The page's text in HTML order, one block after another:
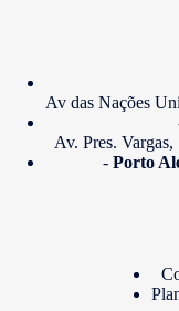
Av das Nações
Av. Pres.
-Porto